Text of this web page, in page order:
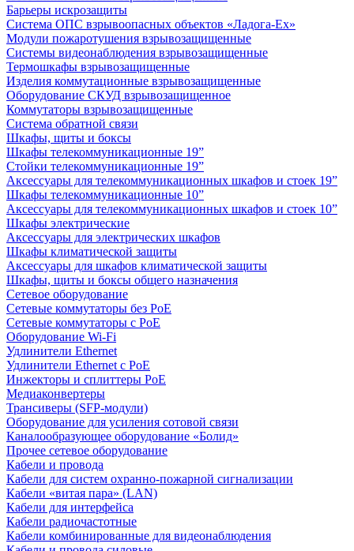
Барьеры искрозащиты
Система ОПС взрывоопасных объектов «Ладога-Ex»
Модули пожаротушения взрывозащищенные
Системы видеонаблюдения взрывозащищенные
Термошкафы взрывозащищенные
Изделия коммутационные взрывозащищенные
Оборудование СКУД взрывозащищенное
Коммутаторы взрывозащищенные
Система обратной связи
Шкафы, щиты и боксы
Шкафы телекоммуникационные 19”
Стойки телекоммуникационные 19”
Аксессуары для телекоммуникационных шкафов и стоек 19”
Шкафы телекоммуникационные 10”
Аксессуары для телекоммуникационных шкафов и стоек 10”
Шкафы электрические
Аксессуары для электрических шкафов
Шкафы климатической защиты
Аксессуары для шкафов климатической защиты
Шкафы, щиты и боксы общего назначения
Сетевое оборудование
Сетевые коммутаторы без PoE
Сетевые коммутаторы с PoE
Оборудование Wi-Fi
Удлинители Ethernet
Удлинители Ethernet с PoE
Инжекторы и сплиттеры PoE
Медиаконвертеры
Трансиверы (SFP-модули)
Оборудование для усиления сотовой связи
Каналообразующее оборудование «Болид»
Прочее сетевое оборудование
Кабели и провода
Кабели для систем охранно-пожарной сигнализации
Кабели «витая пара» (LAN)
Кабели для интерфейса
Кабели радиочастотные
Кабели комбинированные для видеонаблюдения